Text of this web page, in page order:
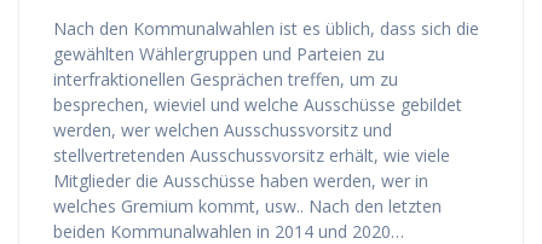
Nach den Kommunalwahlen ist es üblich, dass sich die
gewählten Wählergruppen und Parteien zu
interfraktionellen Gesprächen treffen, um zu
besprechen, wieviel und welche Ausschüsse gebildet
werden, wer welchen Ausschussvorsitz und
stellvertretenden Ausschussvorsitz erhält, wie viele
Mitglieder die Ausschüsse haben werden, wer in
welches Gremium kommt, usw.. Nach den letzten
beiden Kommunalwahlen in 2014 und 2020…